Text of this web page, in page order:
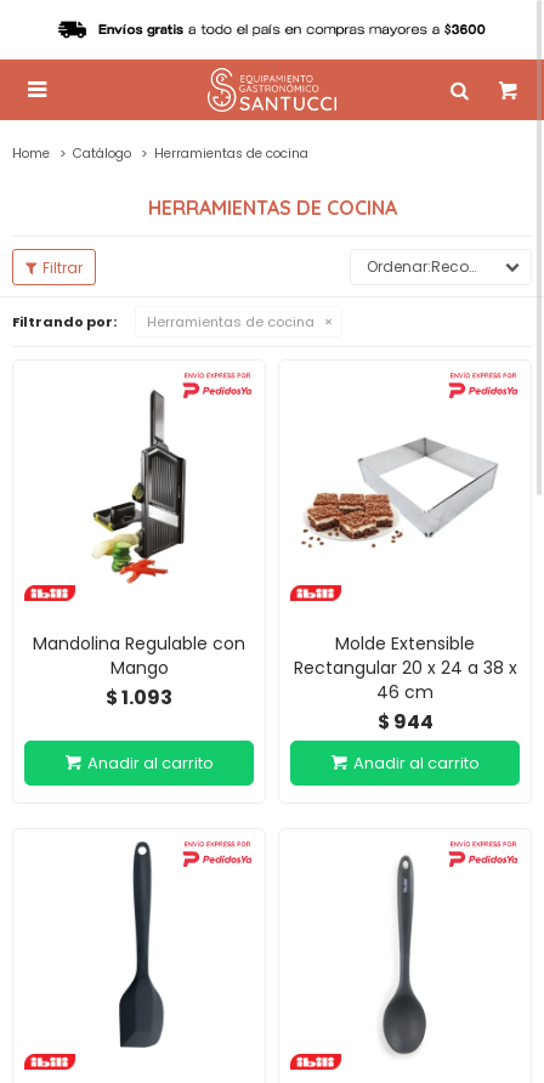

Home Catálogo Herramientas de cocina
HERRAMIENTAS DE COCINA
Recomendados
Filtrando por: Herramientas de cocina
Mandolina Regulable con
Mango
$1.093
Molde Extensible
Rectangular 20 x 24 a 38 x
46 cm
$ 944